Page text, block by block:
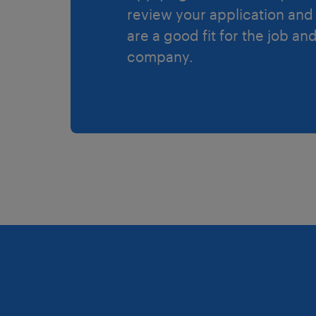
review your application and
are a good fit for the job
company.